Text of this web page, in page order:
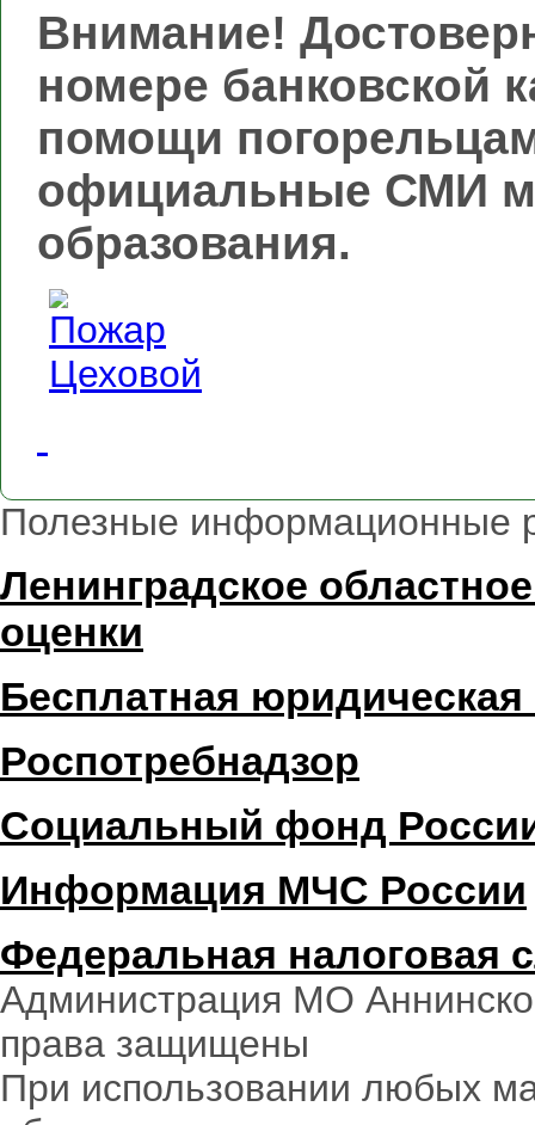
Внимание!
номере банковской
помощи
официальные СМИ
образования.
Полезные информационные
Ленинградское
оценки
Бесплатная
Роспотребнадзор
Социальный фонд
Информация МЧС России
Федеральная налоговая
Администрация МО
права защищены
При использовании любых